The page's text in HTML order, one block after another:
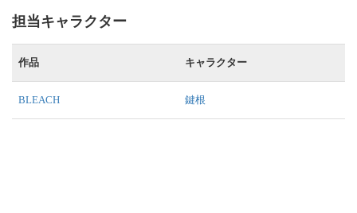
担当キャラクター
作品 キャラクター
BLEACH 鍵根